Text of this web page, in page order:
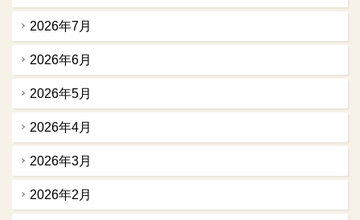
2026年7月
2026年6月
2026年5月
2026年4月
2026年3月
2026年2月